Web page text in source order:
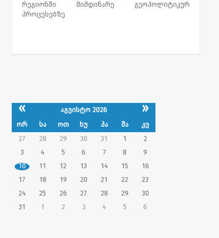
« აგვისტო 2026 »
ორ სა ოთ ხუ პა შა
კვ
27
28 29 30 31 1
2
3
4 5 6 7 8
9
10
11 12 13 14 15
16
17
18 19 20 21 22
23
24
25 26 27 28 29
30
31
1 2 3 4 5 6
რეგიონში მიმდინარე გეოპოლიტიკურ
პროცესებზე